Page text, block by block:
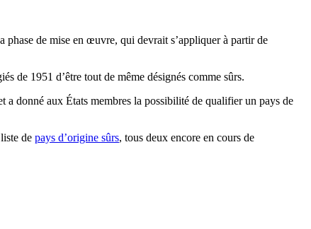
phase de mise en œuvre, qui devrait s’appliquer à partir de
de 1951 d’être tout de même désignés comme sûrs.
a donné aux États membres la possibilité de qualifier un pays de
de pays d’origine sûrs, tous deux encore en cours de